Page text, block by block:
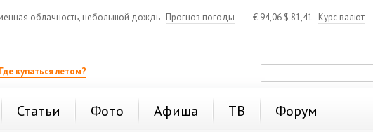
облачность, небольшой дождь Прогноз погоды € 94,06 $ 81,41 Курс валют
Где купаться летом?
Статьи Фото Афиша ТВ Форум